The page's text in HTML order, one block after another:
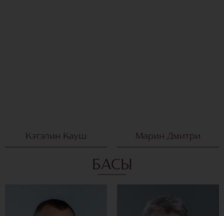
Кэтэлин Кауш Марин Дмитри
БАСЫ